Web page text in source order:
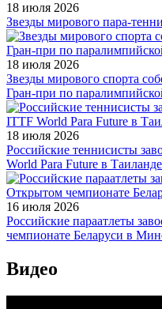
18 июля 2026
Звезды мирового пара-
18 июля 2026
Звезды мирового спорта
Гран-при по
18 июля 2026
Российские теннисисты
World Para Future в Таиланде
16 июля 2026
Российские параатлеты
чемпионате Беларуси в
Видео